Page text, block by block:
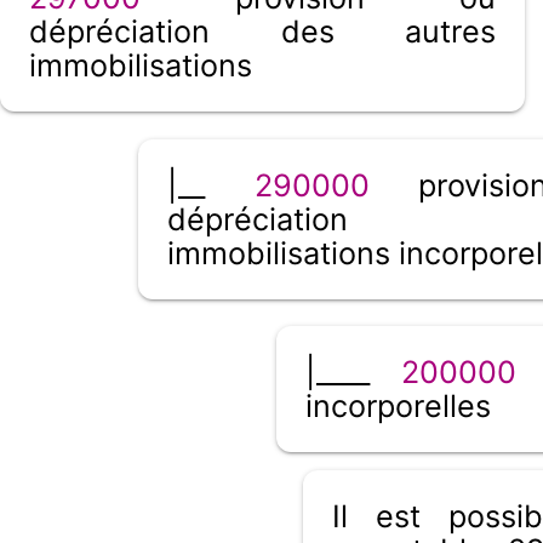
dépréciation des autres
immobilisations
290000
dépréciation
immobilisations
200000
incorporelles
Il est